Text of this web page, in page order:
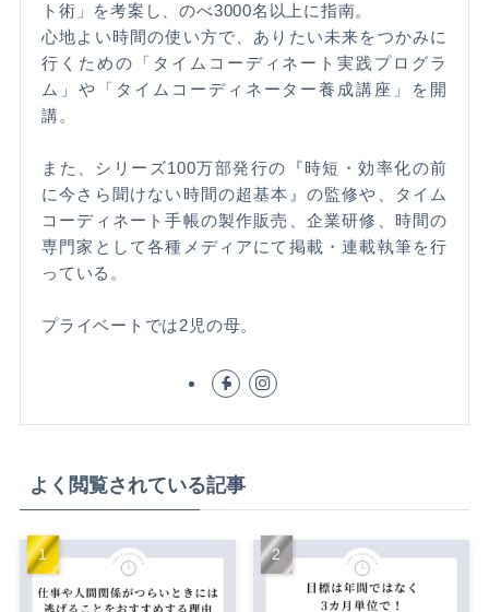
ト術」を考案し、のべ3000名以上に指南。
心地よい時間の使い方で、ありたい未来をつかみに
行くための「タイムコーディネート実践プログラ
ム」や「タイムコーディネーター養成講座」を開
講。
また、シリーズ100万部発行の『時短・効率化の前
に今さら聞けない時間の超基本』の監修や、タイム
コーディネート手帳の製作販売、企業研修、時間の
専門家として各種メディアにて掲載・連載執筆を行
っている。
プライベートでは2児の母。
よく閲覧されている記事